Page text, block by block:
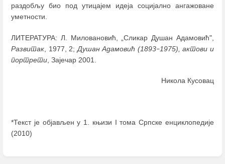
раздобљу био под утицајем идеја социјално ангажоване
уметности.
ЛИТЕРАТУРА: Л. Миловановић, „Сликар Душан Адамовић",
Развитак , 1977, 2; Душан Адамовић (1893–1975), актови и
портрети , Зајечар 2001.
Никола Кусовац
*Текст је објављен у 1. књизи I тома Српске енциклопедије
(2010)